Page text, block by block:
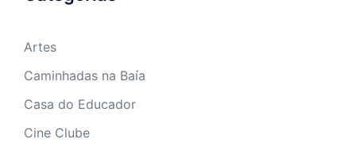
Artes
Caminhadas na Baía
Casa do Educador
Cine Clube